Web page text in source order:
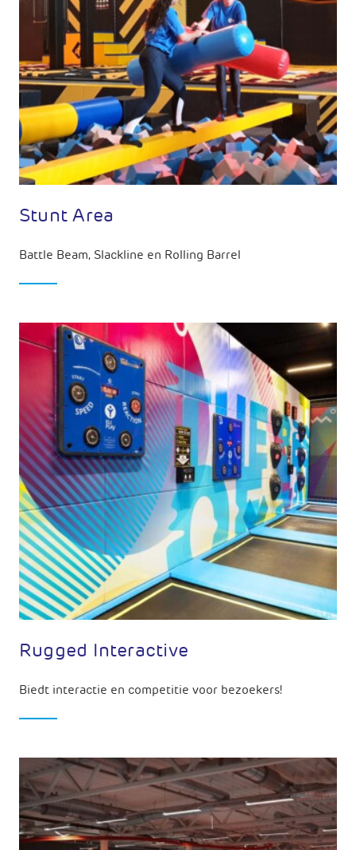
Stunt Area
Battle Beam, Slackline en Rolling Barrel
Rugged Interactive
Biedt interactie en competitie voor bezoekers!